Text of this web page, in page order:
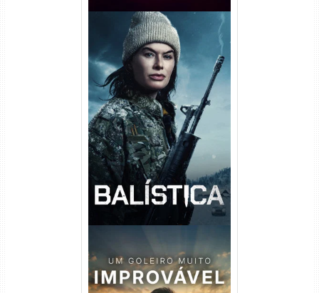
Balística Torrent (2025) WEB-
DL 1080p Dual Áudio